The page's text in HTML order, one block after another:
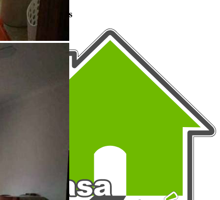
Portais Parceiros